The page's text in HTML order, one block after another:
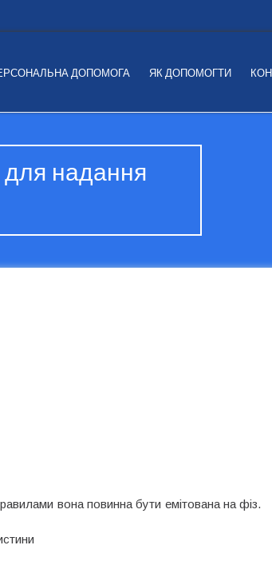
ДОПОМОГА ЯК ДОПОМОГТИ
для надання
вона повинна бути емітована на фіз.